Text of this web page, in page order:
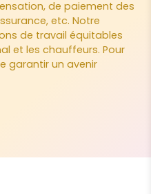
de paiement des
etc. Notre
de travail équitables
et les chauffeurs. Pour
garantir un avenir